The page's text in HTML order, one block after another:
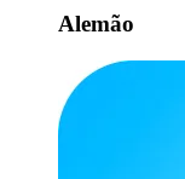
Alemão